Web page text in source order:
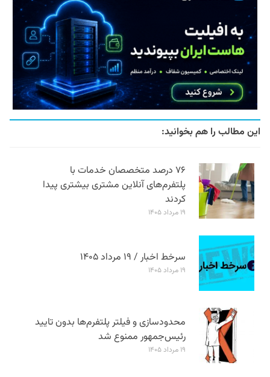
این مطالب را هم بخوانید:
۷۶ درصد متخصصان خدمات با
پلتفرم‌های آنلاین مشتری بیشتری پیدا
کردند
۱۹ مرداد ۱۴۰۵
سرخط اخبار / ۱۹ مرداد ۱۴۰۵
۱۹ مرداد ۱۴۰۵
محدودسازی و فیلتر پلتفرم‌ها بدون تایید
رئیس‌جمهور ممنوع شد
۱۹ مرداد ۱۴۰۵